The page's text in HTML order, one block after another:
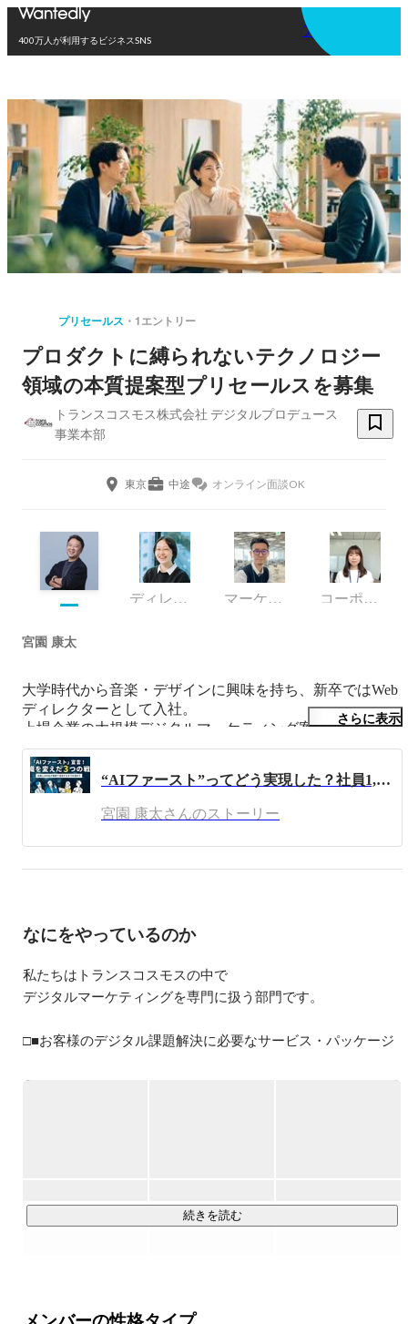
400万人が利用するビジネスSNS
アプリを使う
プリセールス 1エントリー
プロダクトに縛られないテクノロジー
領域の本質提案型プリセールスを募集
トランスコスモス株式会社 デジタルプロデュース
事業本部
東京 中途 オンライン面談OK
ディレクター マーケティング コーポレート・スタッフ
宮園 康太
大学時代から音楽・デザインに興味を持ち、新卒ではWeb
ディレクターとして入社。
上場企業の大規模デジタルマーケティング案件を何百社と
経験。
事業戦略をデジタル戦力に落とし込むこと、またそれを実
行することが得意。
何十年経ってもデジタルマーケティングがずっと好き。
さらに表示
“AIファースト”ってどう実現した？社員1,000名が実務で使うまでに実践した3つの戦略
宮園 康太さんのストーリー
なにをやっているのか
私たちはトランスコスモスの中で
デジタルマーケティングを専門に扱う部門です。
□■お客様のデジタル課題解決に必要なサービス・パッケージ
トランスコスモスのデジタルマーケティングサービスは、イ
LINEを活用したコミュニケーションサービスや、デジタルマ
続きを読む